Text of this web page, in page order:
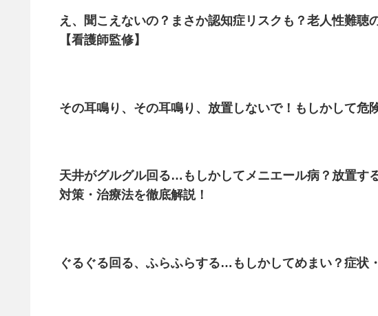
え、聞こえないの？まさか認知症リスクも？老人性難聴
【看護師監修】
その耳鳴り、その耳鳴り、放置しないで！もしかして危
天井がグルグル回る…もしかしてメニエール病？放置す
対策・治療法を徹底解説！
ぐるぐる回る、ふらふらする…もしかしてめまい？症状